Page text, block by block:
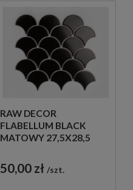
RAW DECOR
FLABELLUM BLACK
MATOWY 27,5X28,5
DEKORACYJNA
50,00 zł szt.